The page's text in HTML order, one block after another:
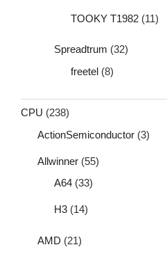
TOOKY T1982 (11)
Spreadtrum (32)
freetel (8)
CPU (238)
ActionSemiconductor (3)
Allwinner (55)
A64 (33)
H3 (14)
AMD (21)